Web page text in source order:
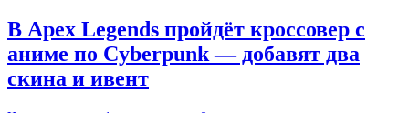
В Apex Legends пройдёт кроссовер с
аниме по Cyberpunk — добавят два
скина и ивент